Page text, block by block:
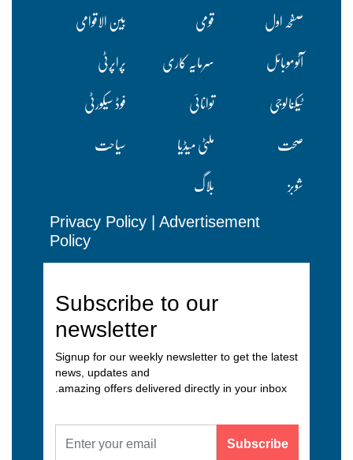
صفحہ اول قومی
بین الاقوامی
آٹوموبائل
سرمایہ کاری
پراپرٹی
ٹیکنالوجی
توانائی
فوڈ سیکورٹی
صحت
ملٹی میڈیا
سیاحت
شوبز
بلاگ
Privacy Policy
Advertisement
Policy
Subscribe to our
newsletter
Signup for our weekly newsletter to get the latest
news, updates and
amazing offers delivered directly in your inbox.
Subscribe